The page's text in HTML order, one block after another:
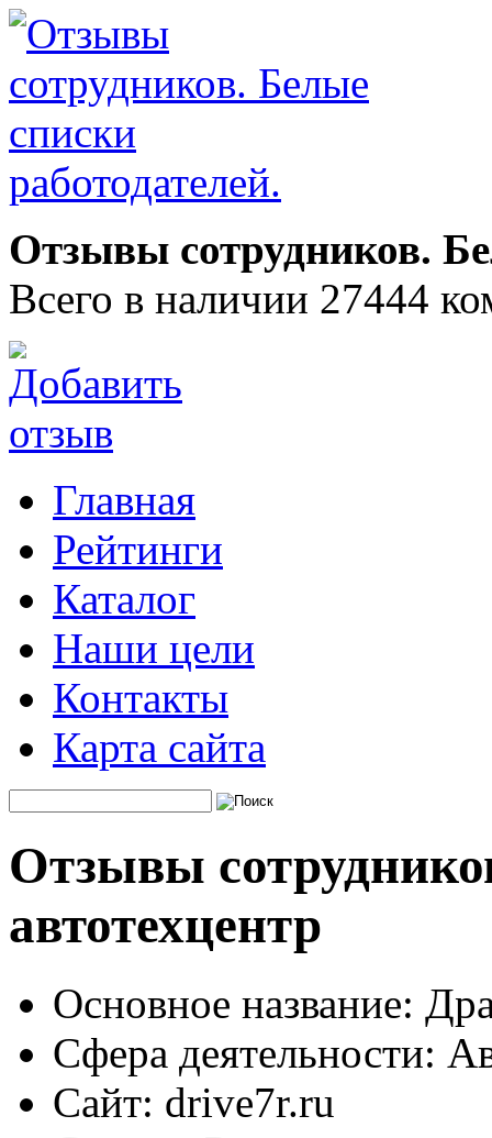
Отзывы сотрудников.
Всего в наличии 27444
Главная
Рейтинги
Каталог
Наши цели
Контакты
Карта сайта
Отзывы
автотехцентр
Основное название:
Сфера деятельности:
Сайт: drive7r.ru